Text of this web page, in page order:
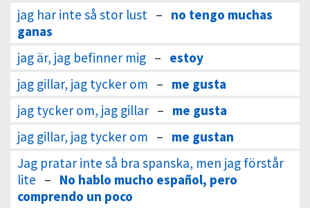
jag har inte så stor lust – no tengo muchas
ganas
jag är, jag befinner mig – estoy
jag gillar, jag tycker om – me gusta
jag tycker om, jag gillar – me gusta
jag gillar, jag tycker om – me gustan
Jag pratar inte så bra spanska, men jag förstår
lite – No hablo mucho español, pero
comprendo un poco